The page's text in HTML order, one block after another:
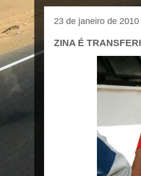
23 de janeiro de 2010
ZINA É